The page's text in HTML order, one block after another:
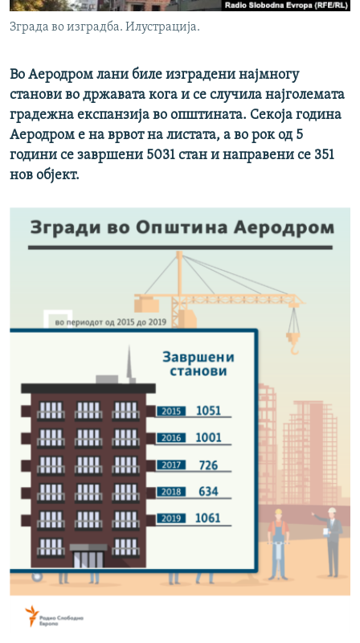
Зграда во изградба. Илустрација.
Во Аеродром лани биле изградени најмногу
станови во државата кога и се случила најголемата
градежна експанзија во општината. Секоја година
Аеродром е на врвот на листата, а во рок од 5
години се завршени 5031 стан и направени се 351
нов објект.